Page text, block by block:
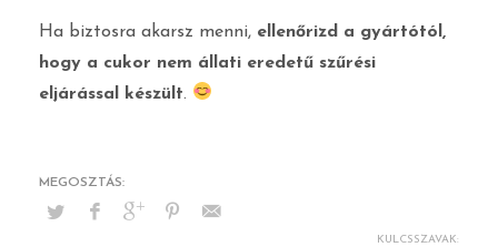
Ha biztosra akarsz menni, ellenőrizd a gyártótól,
hogy a cukor nem állati eredetű szűrési
eljárással készült.
KULCSSZAVAK: